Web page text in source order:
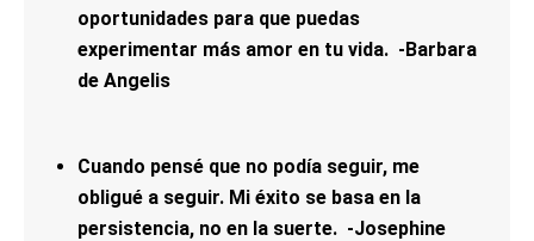
oportunidades para que puedas
experimentar más amor en tu vida. -Barbara
de Angelis
Cuando pensé que no podía seguir, me
obligué a seguir. Mi éxito se basa en la
persistencia, no en la suerte. -Josephine